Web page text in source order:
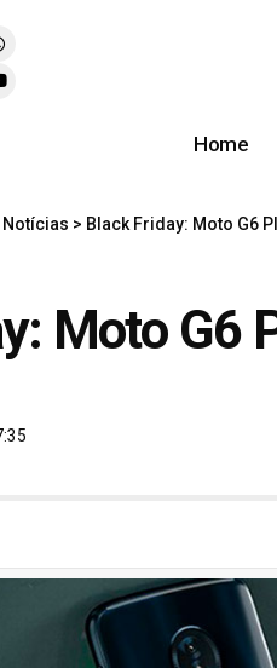
Home
Notícias > Black Friday: Moto G6
Moto G6